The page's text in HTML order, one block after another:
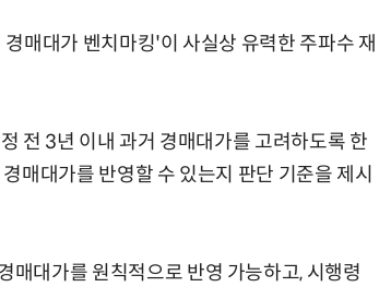
매대가 벤치마킹'이 사실상 유력한 주파수 재
전 3년 이내 과거 경매대가를 고려하도록 한
매대가를 반영할 수 있는지 판단 기준을 제시
매대가를 원칙적으로 반영 가능하고, 시행령